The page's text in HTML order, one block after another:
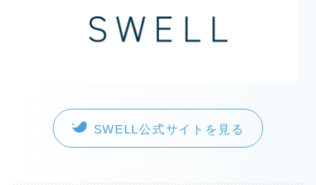
SWELL公式サイトを見る